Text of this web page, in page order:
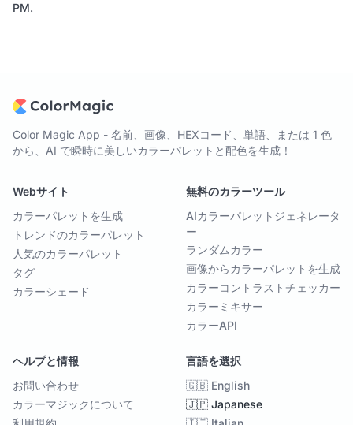
PM.
Color Magic App - 名前、画像、HEXコード、単語、または 1 色
から、AI で瞬時に美しいカラーパレットと配色を生成！
Webサイト
カラーパレットを生成
トレンドのカラーパレット
人気のカラーパレット
タグ
カラーシェード
無料のカラーツール
AIカラーパレットジェネレータ
ー
ランダムカラー
画像からカラーパレットを生成
カラーコントラストチェッカー
カラーミキサー
カラーAPI
ヘルプと情報
お問い合わせ
カラーマジックについて
言語を選択
🇬🇧 English
🇯🇵 Japanese